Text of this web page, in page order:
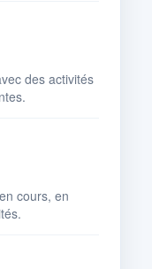
des activités
cours, en